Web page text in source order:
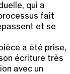
qui a
fait
et se
a été prise,
écriture très
avec un